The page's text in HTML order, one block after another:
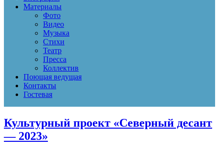
Материалы
Фото
Видео
Музыка
Стихи
Театр
Пресса
Коллектив
Поющая ведущая
Контакты
Гостевая
Культурный проект «Северный десант
— 2023»